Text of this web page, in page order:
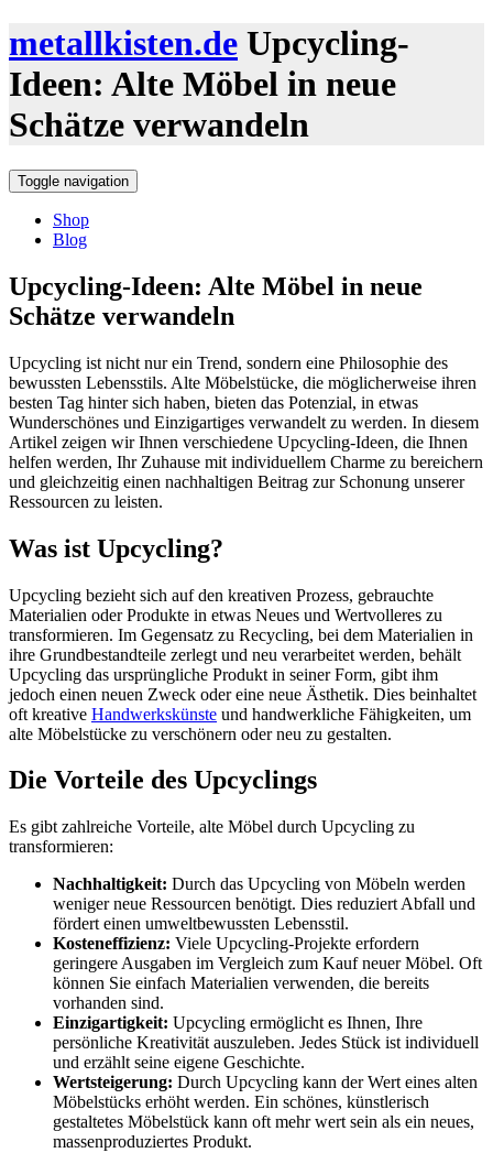
metallkisten.de Upcycling-
Ideen: Alte Möbel in neue
Schätze verwandeln
Toggle navigation
Shop
Blog
Upcycling-Ideen: Alte Möbel in neue
Schätze verwandeln
Upcycling ist nicht nur ein Trend, sondern eine Philosophie des
bewussten Lebensstils. Alte Möbelstücke, die möglicherweise ihren
besten Tag hinter sich haben, bieten das Potenzial, in etwas
Wunderschönes und Einzigartiges verwandelt zu werden. In diesem
Artikel zeigen wir Ihnen verschiedene Upcycling-Ideen, die Ihnen
helfen werden, Ihr Zuhause mit individuellem Charme zu bereichern
und gleichzeitig einen nachhaltigen Beitrag zur Schonung unserer
Ressourcen zu leisten.
Was ist Upcycling?
Upcycling bezieht sich auf den kreativen Prozess, gebrauchte
Materialien oder Produkte in etwas Neues und Wertvolleres zu
transformieren. Im Gegensatz zu Recycling, bei dem Materialien in
ihre Grundbestandteile zerlegt und neu verarbeitet werden, behält
Upcycling das ursprüngliche Produkt in seiner Form, gibt ihm
jedoch einen neuen Zweck oder eine neue Ästhetik. Dies beinhaltet
oft kreative Handwerkskünste und handwerkliche Fähigkeiten, um
alte Möbelstücke zu verschönern oder neu zu gestalten.
Die Vorteile des Upcyclings
Es gibt zahlreiche Vorteile, alte Möbel durch Upcycling zu
transformieren:
Nachhaltigkeit: Durch das Upcycling von Möbeln werden
weniger neue Ressourcen benötigt. Dies reduziert Abfall und
fördert einen umweltbewussten Lebensstil.
Kosteneffizienz: Viele Upcycling-Projekte erfordern
geringere Ausgaben im Vergleich zum Kauf neuer Möbel. Oft
können Sie einfach Materialien verwenden, die bereits
vorhanden sind.
Einzigartigkeit: Upcycling ermöglicht es Ihnen, Ihre
persönliche Kreativität auszuleben. Jedes Stück ist individuell
und erzählt seine eigene Geschichte.
Wertsteigerung: Durch Upcycling kann der Wert eines alten
Möbelstücks erhöht werden. Ein schönes, künstlerisch
gestaltetes Möbelstück kann oft mehr wert sein als ein neues,
massenproduziertes Produkt.